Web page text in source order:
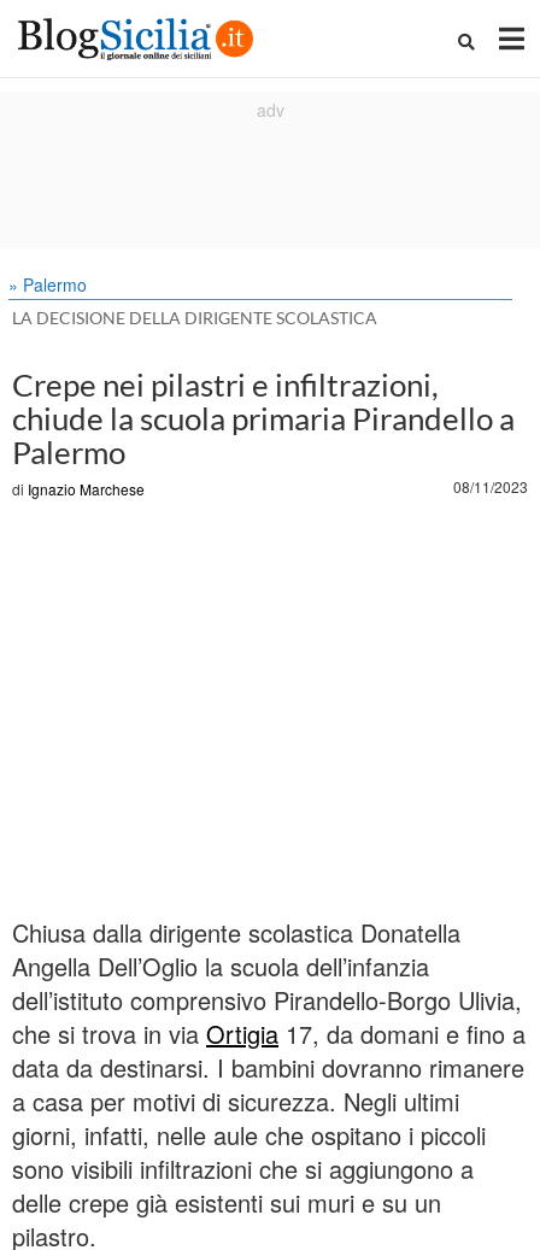
» Palermo
LA DECISIONE DELLA DIRIGENTE SCOLASTICA
Crepe nei pilastri e infiltrazioni,
chiude la scuola primaria Pirandello a
Palermo
di Ignazio Marchese 08/11/2023
Chiusa dalla dirigente scolastica Donatella
Angella Dell’Oglio la scuola dell’infanzia
dell’istituto comprensivo Pirandello-Borgo Ulivia,
che si trova in via Ortigia 17, da domani e fino a
data da destinarsi. I bambini dovranno rimanere
a casa per motivi di sicurezza. Negli ultimi
giorni, infatti, nelle aule che ospitano i piccoli
sono visibili infiltrazioni che si aggiungono a
delle crepe già esistenti sui muri e su un
pilastro.